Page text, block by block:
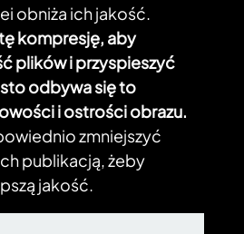
obniża ich jakość.
kompresję, aby
plików i przyspieszyć
odbywa się to
i ostrości obrazu.
zmniejszyć
publikacją, żeby
jakość.